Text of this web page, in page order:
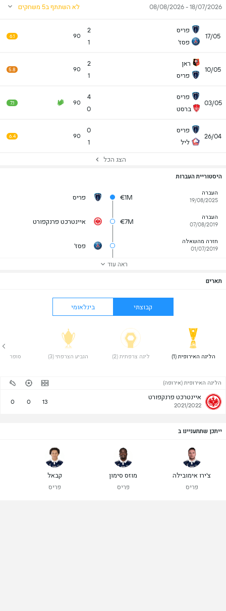
18/07/2026 - 08/08/2026 לא השתתף ב5 משחקים
17/05
פריס
פסז'
2
1
90
6.1
10/05
ראן
פריס
2
1
90
5.8
03/05
פריס
ברסט
4
0
90
7.1
26/04
פריס
ליל
0
1
90
6.4
הצג הכל
היסטוריית העברות
העברה
19/08/2025
€1M פריס
העברה
07/08/2019
€7M איינטרכט פרנקפורט
חזרה מהשאלה
01/07/2019
פסז'
ראה עוד
תארים
קבוצתי בינלאומי
הליגה האירופית (1) ליגה צרפתית (2) הגביע הצרפתי (3) סופר קאפ
הליגה האירופית (אירופה)
איינטרכט פרנקפורט
2021/2022
13
0
0
ייתכן שתתעניינו ב
צ'ירו אימובילה
פריס
מוזס סימון
פריס
קבאל
פריס